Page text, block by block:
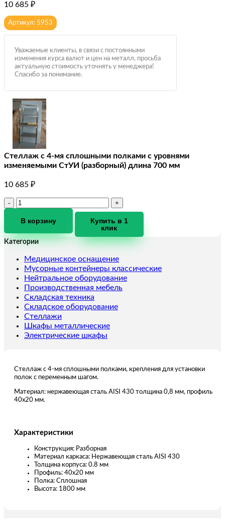
10 685 ₽
Артикул: 5953
Уважаемые клиенты, в связи с постоянными
изменения курса валют и цен на металл, просьба
актуальную стоимость уточнять у менеджера!
Спасибо за понимание.
Стеллаж с 4-мя сплошными полками с уровнями
изменяемыми СтУИ (разборный) длина 700 мм
10 685 ₽
Количество
Стеллаж
4-
сплошными
полками
с
уровнями
изменяемыми
СтУИ
(разборный)
длина
700
В корзину
Купить в 1
клик
Категории
Медицинское оснащение
Мусорные контейнеры классические
Нейтральное оборудование
Производственная мебель
Складская техника
Складское оборудование
Стеллажи
Шкафы металлические
Электрические шкафы
Стеллаж с 4-мя сплошными полками, крепления для установки
полок с переменным шагом.
Материал: нержавеющая сталь AISI 430 толщина 0,8 мм, профиль
40х20 мм.
Характеристики
Конструкция: Разборная
Материал каркаса: Нержавеющая сталь AISI 430
Толщина корпуса: 0.8 мм
Профиль: 40х20 мм
Полка: Сплошная
Высота: 1800 мм